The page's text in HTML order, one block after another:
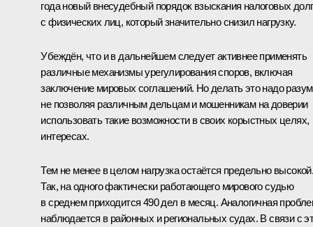
года новый внесудебный порядок взыскания налоговых
с физических лиц, который значительно снизил нагрузку.
Убеждён, что и в дальнейшем следует активнее применять
различные механизмы урегулирования споров, включая
заключение мировых соглашений. Но делать это надо
не позволяя различным дельцам и мошенникам на доверии
использовать такие возможности в своих корыстных целях,
интересах.
Тем не менее в целом нагрузка остаётся предельно
Так, на одного фактически работающего мирового судью
в среднем приходится 490 дел в месяц. Аналогичная
наблюдается в районных и региональных судах. В связи с